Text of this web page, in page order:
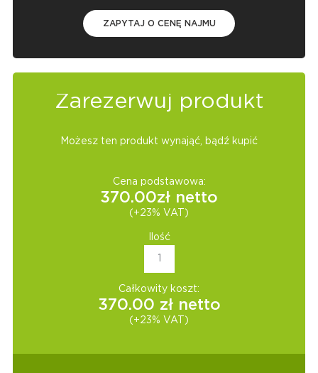
ZAPYTAJ O CENĘ NAJMU
Zarezerwuj produkt
Możesz ten produkt wynająć, bądź kupić
Cena podstawowa:
370.00zł netto
(+23% VAT)
Ilość
Całkowity koszt:
370.00 zł netto
(+23% VAT)